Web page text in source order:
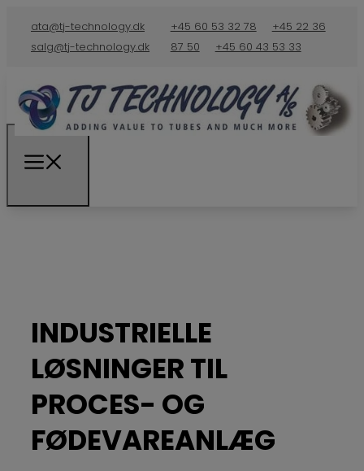
ata@tj-technology.dk
salg@tj-technology.dk
+45 60 53 32 78
+45 22 36
87 50
+45 60 43 53 33
INDUSTRIELLE
LØSNINGER TIL
PROCES- OG
FØDEVAREANLÆG